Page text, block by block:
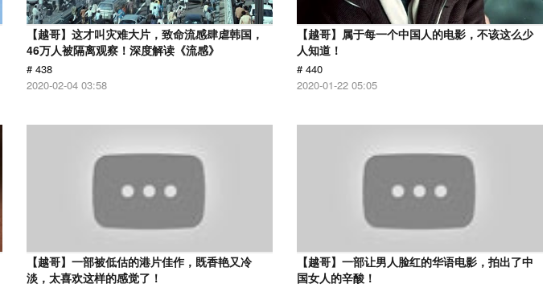
【越哥】这才叫灾难大片，致命流感肆虐韩国，
46万人被隔离观察！深度解读《流感》
# 438
2020-02-04 03:58
【越哥】属于每一个中国人的电影，不该这么少
人知道！
# 440
2020-01-22 05:05
【越哥】一部被低估的港片佳作，既香艳又冷
淡，太喜欢这样的感觉了！
【越哥】一部让男人脸红的华语电影，拍出了中
国女人的辛酸！